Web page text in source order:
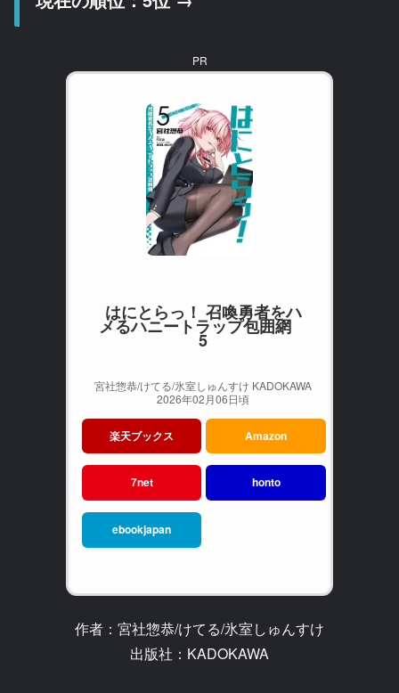
PR
はにとらっ！ 召喚勇者をハ
メるハニートラップ包囲網
5
宮社惣恭/けてる/氷室しゅんすけ KADOKAWA
2026年02月06日頃
楽天ブックス Amazon
7net honto
ebookjapan
作者：宮社惣恭/けてる/氷室しゅんすけ
出版社：KADOKAWA